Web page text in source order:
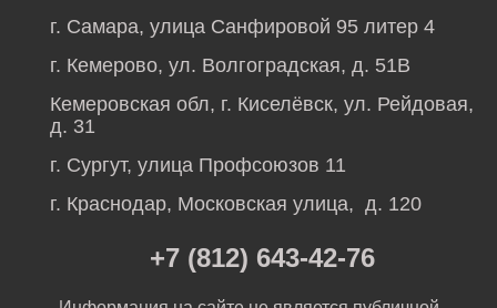
г. Самара, улица Санфировой 95 литер 4
г. Кемерово, ул. Волгоградская, д. 51В
Кемеровская обл, г. Киселёвск, ул. Рейдовая,
д. 31
г. Сургут, улица Профсоюзов 11
г. Краснодар, Московская улица, д. 120
+7 (812) 643-42-76